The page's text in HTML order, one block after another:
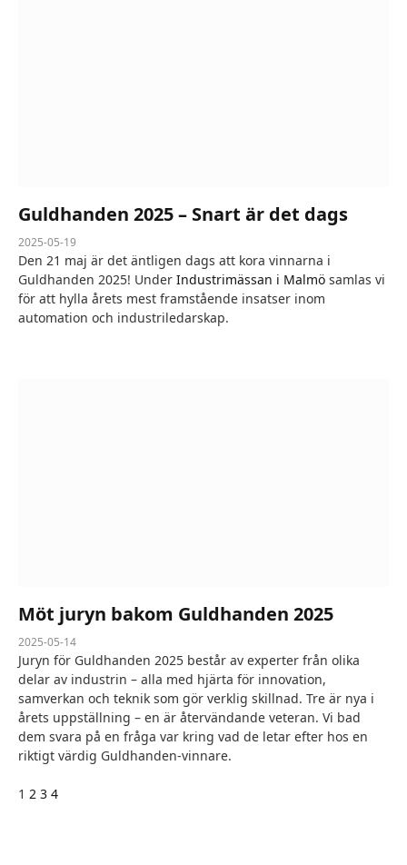
Guldhanden 2025 – Snart är det dags
2025-05-19
Den 21 maj är det äntligen dags att kora vinnarna i
Guldhanden 2025! Under Industrimässan i Malmö samlas vi
för att hylla årets mest framstående insatser inom
automation och industriledarskap.
Möt juryn bakom Guldhanden 2025
2025-05-14
Juryn för Guldhanden 2025 består av experter från olika
delar av industrin – alla med hjärta för innovation,
samverkan och teknik som gör verklig skillnad. Tre är nya i
årets uppställning – en är återvändande veteran. Vi bad
dem svara på en fråga var kring vad de letar efter hos en
riktigt värdig Guldhanden-vinnare.
1 2 3 4